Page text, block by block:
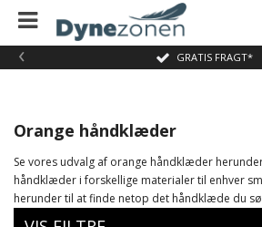
GRATIS FRAGT*
‹
Orange håndklæder
Se vores udvalg af orange håndklæder
håndklæder i forskellige materialer til enhver
herunder til at finde netop det håndklæde du